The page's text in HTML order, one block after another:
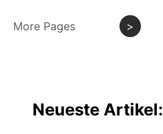
More Pages >
Neueste Artikel: